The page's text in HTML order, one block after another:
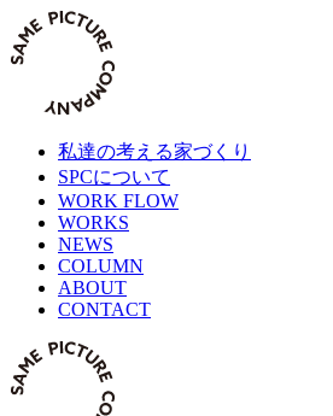
Skip
to
content
私達の考える家づくり
SPCについて
WORK FLOW
WORKS
NEWS
COLUMN
ABOUT
CONTACT